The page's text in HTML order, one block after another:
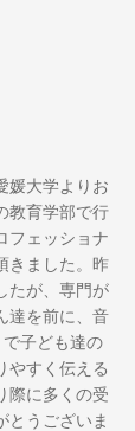
媛大学よりお
教育学部で行
フェッショナ
きました。昨
たが、専門が
達を前に、音
子ども達の
やすく伝える
際に多くの受
とうございま